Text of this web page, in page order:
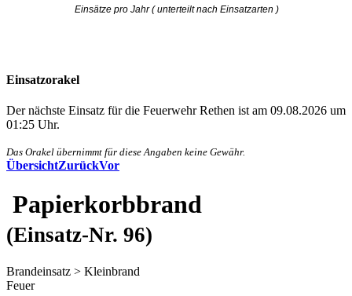
Einsätze pro Jahr ( unterteilt nach Einsatzarten )
Einsatzorakel
Der nächste Einsatz für die Feuerwehr Rethen ist am 09.08.2026 um
01:25 Uhr.
Das Orakel übernimmt für diese Angaben keine Gewähr.
ÜbersichtZurückVor
Papierkorbbrand
(Einsatz-Nr. 96)
Brandeinsatz > Kleinbrand
Feuer